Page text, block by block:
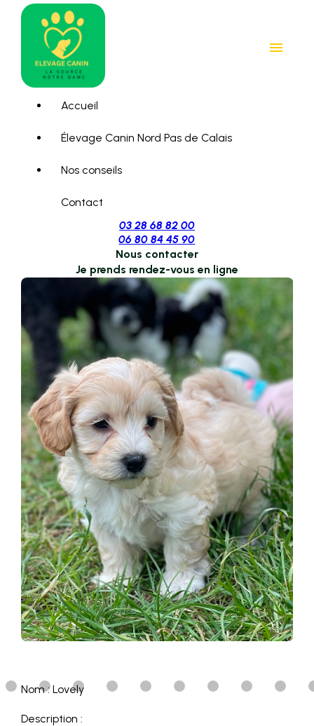
menu
Accueil
Élevage Canin Nord Pas de Calais
Nos conseils
Contact
03 28 68 82 00
06 80 84 45 90
Nous contacter
Je prends rendez-vous en ligne
Nom : Lovely
Description :
Panneau de gestion des cookies